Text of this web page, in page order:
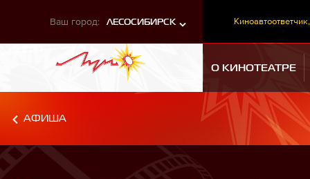
Ваш город: ЛЕСОСИБИРСК Киноавтоответчик,
О КИНОТЕАТРЕ
АФИША